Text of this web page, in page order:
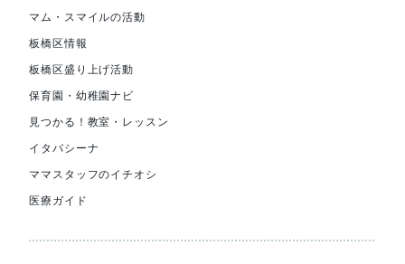
マム・スマイルの活動
板橋区情報
板橋区盛り上げ活動
保育園・幼稚園ナビ
見つかる！教室・レッスン
イタバシーナ
ママスタッフのイチオシ
医療ガイド